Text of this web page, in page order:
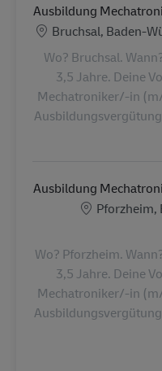
Ausbildung
Bruchsal, Baden-
Wo? Bruchsal.
3,5 Jahre. Deine
Mechatroniker/-in
Ausbildung
Pforzheim,
Wo? Pforzheim.
3,5 Jahre. Deine
Mechatroniker/-in